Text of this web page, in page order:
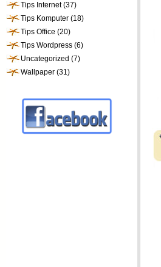
Tips Internet(37)
Tips Komputer (18)
Tips Office (20)
Tips Wordpress (6)
Uncategorized (7)
Wallpaper (31)